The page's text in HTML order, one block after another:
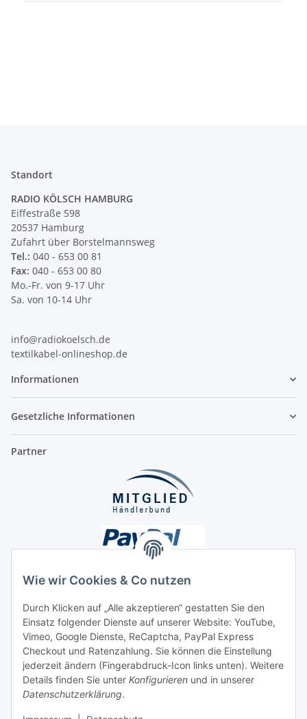
Wie wir Cookies & Co nutzen
Durch Klicken auf „Alle akzeptieren“ gestatten Sie den
Einsatz folgender Dienste auf unserer Website: YouTube,
Vimeo, Google Dienste, ReCaptcha, PayPal Express
Checkout und Ratenzahlung. Sie können die Einstellung
jederzeit ändern (Fingerabdruck-Icon links unten). Weitere
Details finden Sie unter Konfigurieren und in unserer
Datenschutzerklärung.
Standort
RADIO KÖLSCH HAMBURG
Eiffestraße 598
20537 Hamburg
Zufahrt über Borstelmannsweg
Tel.: 040 - 653 00 81
Fax: 040 - 653 00 80
Mo.-Fr. von 9-17 Uhr
Sa. von 10-14 Uhr
info@radiokoelsch.de
textilkabel-onlineshop.de
Informationen
Gesetzliche Informationen
Partner
Unsere Seiten
Social Media
Vertrag widerrufen